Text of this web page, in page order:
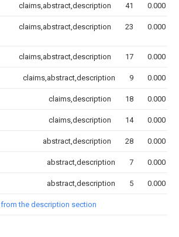
claims,abstract,description 41 0.000
claims,abstract,description 23 0.000
claims,abstract,description 17 0.000
claims,abstract,description 9 0.000
claims,description 18 0.000
claims,description 14 0.000
abstract,description 28 0.000
abstract,description 7 0.000
abstract,description 5 0.000
the description section